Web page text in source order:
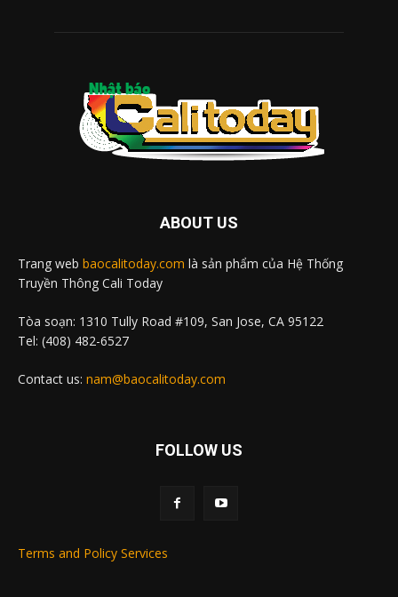
ABOUT US
Trang web baocalitoday.com là sản phẩm của Hệ Thống
Truyền Thông Cali Today
Tòa soạn: 1310 Tully Road #109, San Jose, CA 95122
Tel: (408) 482-6527
Contact us: nam@baocalitoday.com
FOLLOW US
Terms and Policy Services